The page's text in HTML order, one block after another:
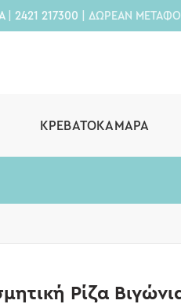
| 2421 217300 | ΔΩΡΕΑΝ
ΚΡΕΒΑΤΟΚΆΜΑΡΑ
Ρίζα